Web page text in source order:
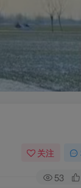
关注
53